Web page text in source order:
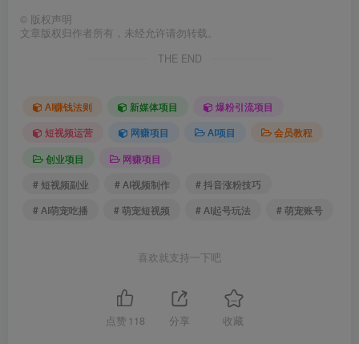
© 版权声明
文章版权归作者所有，未经允许请勿转载。
THE END
AI赚钱法则 新媒体项目
爆粉引流项目
短视频运营
网赚项目 AI项目
会员教程
创业项目
网赚项目
# 短视频副业
# AI视频制作
# 抖音涨粉技巧
# AI萌宠吃播
# 萌宠短视频 # AI起号玩法 # 萌宠账号
喜欢就支持一下吧
点赞 118 分享 收藏